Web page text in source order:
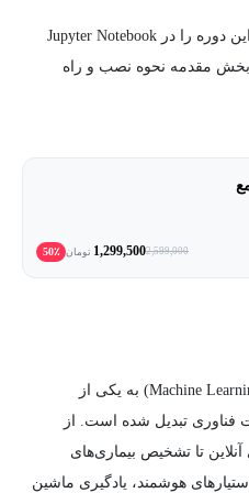
لازم به ذکر است ما تمامی کدهای این دوره را در Jupyter Notebook
بخش مقدمه نحوه نصب و راه
2,599,000
1,299,500 تومان 50٪
در دنیای امروز، یادگیری ماشین (Machine Learning) به یکی از
تبدیل شده است. از
تا تشخیص بیماری‌های
هوشمند، یادگیری ماشین